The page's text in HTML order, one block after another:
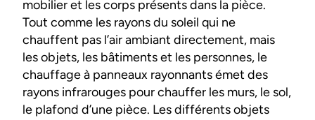
mobilier et les corps présents dans la pièce.
Tout comme les rayons du soleil qui ne
chauffent pas l’air ambiant directement, mais
les objets, les bâtiments et les personnes, le
chauffage à panneaux rayonnants émet des
rayons infrarouges pour chauffer les murs, le sol,
le plafond d’une pièce. Les différents objets